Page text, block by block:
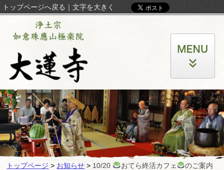
トップページへ戻る ｜ 文字を大きく
トップページ > お知らせ > 10/20 おてら終活カフェ のご案内